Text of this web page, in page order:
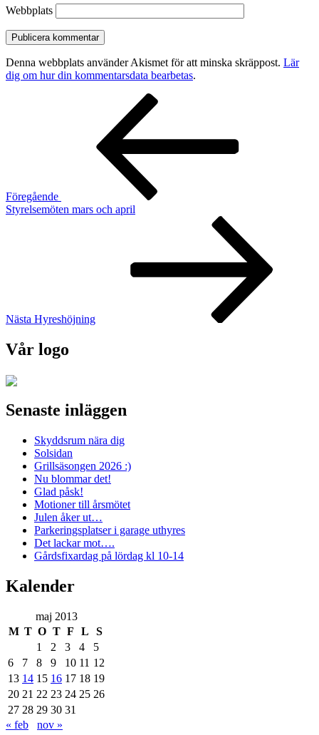
Webbplats
Denna webbplats använder Akismet för att minska skräppost. Lär
dig om hur din kommentarsdata bearbetas.
Inläggsnavigering
Föregående
Styrelsemöten mars och april
Nästa Hyreshöjning
Vår logo
Senaste inläggen
Skyddsrum nära dig
Solsidan
Grillsäsongen 2026 :)
Nu blommar det!
Glad påsk!
Motioner till årsmötet
Julen åker ut…
Parkeringsplatser i garage uthyres
Det lackar mot….
Gårdsfixardag på lördag kl 10-14
Kalender
maj 2013
M T O T F L
S
1
2 3 4
5
6
7 8 9 10 11 12
13 14 15 16 17 18 19
20 21 22 23 24 25 26
27 28 29 30 31
« feb
nov »